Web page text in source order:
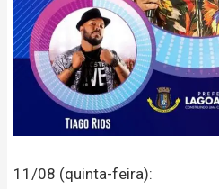
11/08 (quinta-feira):